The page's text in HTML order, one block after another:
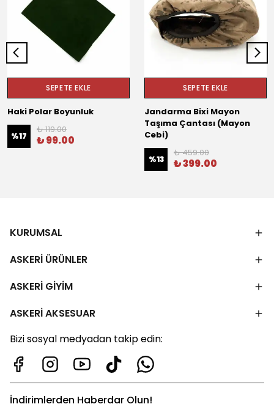
SEPETE EKLE
Haki Polar Boyunluk
%17
₺ 119.00
₺ 99.00
SEPETE EKLE
Jandarma Bixi Mayon
Taşıma Çantası (Mayon
Cebi)
%13
₺ 459.00
₺ 399.00
KURUMSAL
ASKERİ ÜRÜNLER
ASKERİ GİYİM
ASKERİ AKSESUAR
Bizi sosyal medyadan takip edin:
İndirimlerden Haberdar Olun!